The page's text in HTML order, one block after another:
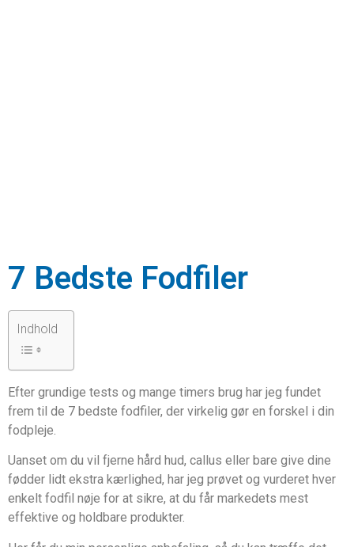
7 Bedste Fodfiler
Indhold
Efter grundige tests og mange timers brug har jeg fundet
frem til de 7 bedste fodfiler, der virkelig gør en forskel i din
fodpleje.
Uanset om du vil fjerne hård hud, callus eller bare give dine
fødder lidt ekstra kærlighed, har jeg prøvet og vurderet hver
enkelt fodfil nøje for at sikre, at du får markedets mest
effektive og holdbare produkter.